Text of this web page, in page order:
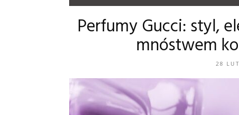
Perfumy Gucci: styl,
mnóstwem
28